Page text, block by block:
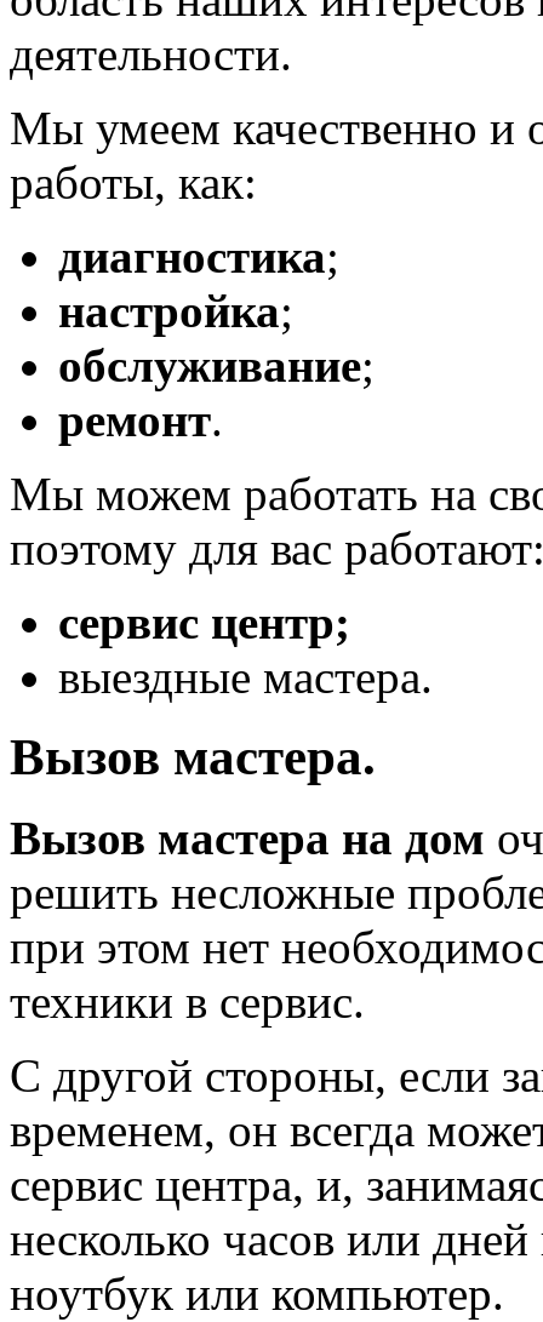
деятельности.
Мы умеем качественно и
работы, как:
диагностика;
настройка;
обслуживание;
ремонт.
Мы можем работать на
поэтому для вас
сервис центр;
выездные мастера.
Вызов мастера.
Вызов мастера на дом
решить несложные
при этом нет
техники в сервис.
С другой стороны, если
временем, он всегда
сервис центра, и,
несколько часов или
ноутбук или компьютер.